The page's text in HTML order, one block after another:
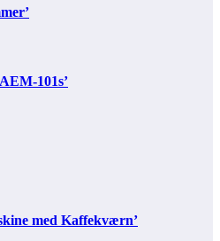
101s’
med Kaffekværn’